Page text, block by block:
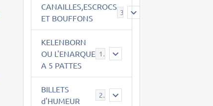
CANAILLES,ESCROCS
ET BOUFFONS
385
KELENBORN
OU L'ENARQUE
A 5 PATTES
14
BILLETS
d'HUMEUR
2